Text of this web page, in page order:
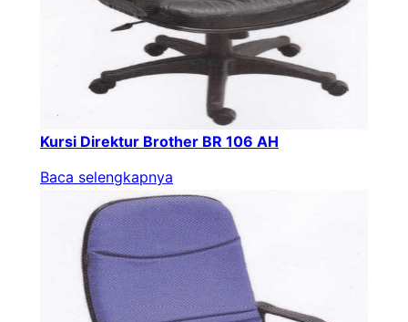
Kursi Direktur Brother BR 106 AH
Baca selengkapnya